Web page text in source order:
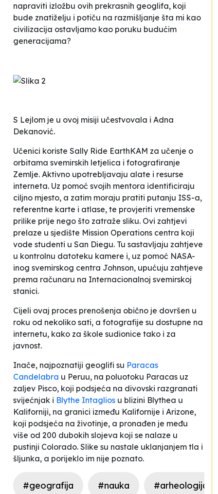
napraviti izložbu ovih prekrasnih geoglifa, koji
bude znatiželju i potiču na razmišljanje šta mi kao
civilizacija ostavljamo kao poruku budućim
generacijama?
S Lejlom je u ovoj misiji učestvovala i Adna
Dekanović.
Učenici koriste Sally Ride EarthKAM za učenje o
orbitama svemirskih letjelica i fotografiranje
Zemlje. Aktivno upotrebljavaju alate i resurse
interneta. Uz pomoć svojih mentora identificiraju
ciljno mjesto, a zatim moraju pratiti putanju ISS-a,
referentne karte i atlase, te provjeriti vremenske
prilike prije nego što zatraže sliku. Ovi zahtjevi
prelaze u sjedište Mission Operations centra koji
vode studenti u San Diegu. Tu sastavljaju zahtjeve
u kontrolnu datoteku kamere i, uz pomoć NASA-
inog svemirskog centra Johnson, upućuju zahtjeve
prema računaru na Internacionalnoj svemirskoj
stanici.
Cijeli ovaj proces prenošenja obično je dovršen u
roku od nekoliko sati, a fotografije su dostupne na
internetu, kako za škole sudionice tako i za
javnost.
Inače, najpoznatiji geoglifi su Paracas
Candelabra u Peruu, na poluotoku Paracas uz
zaljev Pisco, koji podsjeća na divovski razgranati
svijećnjak i Blythe Intaglios u blizini Blythea u
Kaliforniji, na granici između Kalifornije i Arizone,
koji podsjeća na životinje, a pronađen je među
više od 200 dubokih slojeva koji se nalaze u
pustinji Colorado. Slike su nastale uklanjanjem tla i
šljunka, a porijeklo im nije poznato.
#geografija #nauka #arheologija